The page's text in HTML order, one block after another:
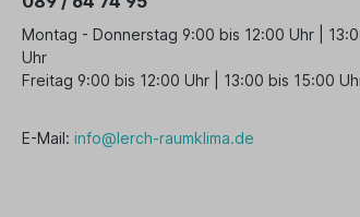
Montag - Donnerstag 9:00 bis 12:00 Uhr |
Uhr
Freitag 9:00 bis 12:00 Uhr | 13:00 bis 15:00
E-Mail: info@lerch-raumklima.de